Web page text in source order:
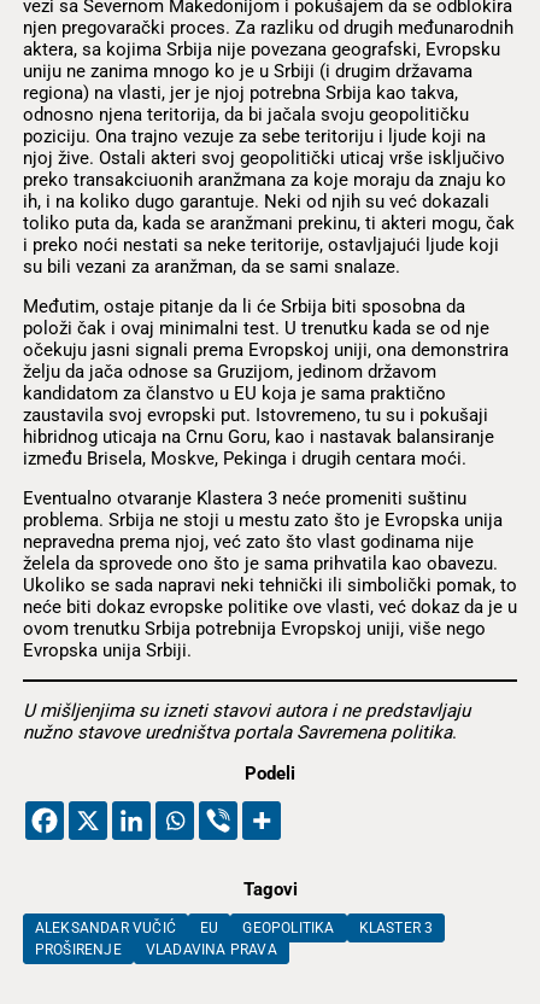
vezi sa Severnom Makedonijom i pokušajem da se odblokira
njen pregovarački proces. Za razliku od drugih međunarodnih
aktera, sa kojima Srbija nije povezana geografski, Evropsku
uniju ne zanima mnogo ko je u Srbiji (i drugim državama
regiona) na vlasti, jer je njoj potrebna Srbija kao takva,
odnosno njena teritorija, da bi jačala svoju geopolitičku
poziciju. Ona trajno vezuje za sebe teritoriju i ljude koji na
njoj žive. Ostali akteri svoj geopolitički uticaj vrše isključivo
preko transakciuonih aranžmana za koje moraju da znaju ko
ih, i na koliko dugo garantuje. Neki od njih su već dokazali
toliko puta da, kada se aranžmani prekinu, ti akteri mogu, čak
i preko noći nestati sa neke teritorije, ostavljajući ljude koji
su bili vezani za aranžman, da se sami snalaze.
Međutim, ostaje pitanje da li će Srbija biti sposobna da
položi čak i ovaj minimalni test. U trenutku kada se od nje
očekuju jasni signali prema Evropskoj uniji, ona demonstrira
želju da jača odnose sa Gruzijom, jedinom državom
kandidatom za članstvo u EU koja je sama praktično
zaustavila svoj evropski put. Istovremeno, tu su i pokušaji
hibridnog uticaja na Crnu Goru, kao i nastavak balansiranje
između Brisela, Moskve, Pekinga i drugih centara moći.
Eventualno otvaranje Klastera 3 neće promeniti suštinu
problema. Srbija ne stoji u mestu zato što je Evropska unija
nepravedna prema njoj, već zato što vlast godinama nije
želela da sprovede ono što je sama prihvatila kao obavezu.
Ukoliko se sada napravi neki tehnički ili simbolički pomak, to
neće biti dokaz evropske politike ove vlasti, već dokaz da je u
ovom trenutku Srbija potrebnija Evropskoj uniji, više nego
Evropska unija Srbiji.
U mišljenjima su izneti stavovi autora i ne predstavljaju
nužno stavove uredništva portala Savremena politika.
Podeli
Tagovi
ALEKSANDAR VUČIĆ EU GEOPOLITIKA
KLASTER 3
PROŠIRENJE
VLADAVINA PRAVA